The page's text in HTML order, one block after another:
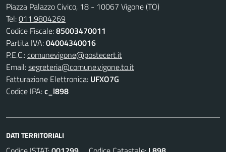
Piazza Palazzo Civico, 18 - 10067 Vigone (TO)
Tel:011.9804269
Codice Fiscale:85003470011
Partita IVA:04004340016
P.E.C.:comunevigone@postecert.it
Email:segreteria@comune.vigone.to.it
Fatturazione Elettronica: UFXO7G
Codice IPA:c_l898
DATI TERRITORIALI